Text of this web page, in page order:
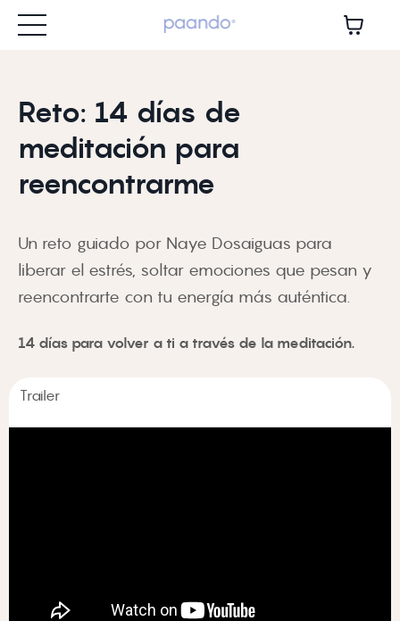
Reto: 14 días de
meditación para
reencontrarme
Un reto guiado por Naye Dosaiguas para
liberar el estrés, soltar emociones que pesan y
reencontrarte con tu energía más auténtica.
14 días para volver a ti a través de la meditación.
Trailer